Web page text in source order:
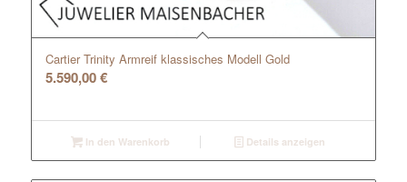
Cartier Trinity Armreif klassisches Modell Gold
5.590,00€
In den Warenkorb Details anzeigen